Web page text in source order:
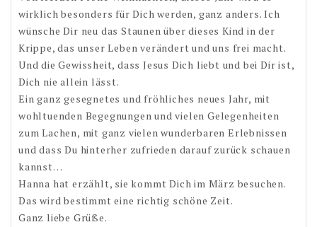
wirklich besonders für Dich werden, ganz anders. Ich
wünsche Dir neu das Staunen über dieses Kind in der
Krippe, das unser Leben verändert und uns frei macht.
Und die Gewissheit, dass Jesus Dich liebt und bei Dir ist,
Dich nie allein lässt.
Ein ganz gesegnetes und fröhliches neues Jahr, mit
wohltuenden Begegnungen und vielen Gelegenheiten
zum Lachen, mit ganz vielen wunderbaren Erlebnissen
und dass Du hinterher zufrieden darauf zurück schauen
kannst…
Hanna hat erzählt, sie kommt Dich im März besuchen.
Das wird bestimmt eine richtig schöne Zeit.
Ganz liebe Grüße.